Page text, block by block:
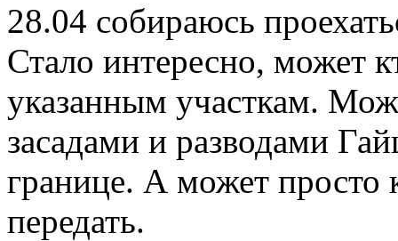
28.04 собираюсь
Стало интересно, может
указанным участкам.
засадами и разводами
границе. А может просто
передать.